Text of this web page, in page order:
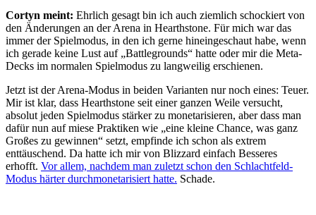
Cortyn meint: Ehrlich gesagt bin ich auch ziemlich schockiert von
den Änderungen an der Arena in Hearthstone. Für mich war das
immer der Spielmodus, in den ich gerne hineingeschaut habe, wenn
ich gerade keine Lust auf „Battlegrounds“ hatte oder mir die Meta-
Decks im normalen Spielmodus zu langweilig erschienen.
Jetzt ist der Arena-Modus in beiden Varianten nur noch eines: Teuer.
Mir ist klar, dass Hearthstone seit einer ganzen Weile versucht,
absolut jeden Spielmodus stärker zu monetarisieren, aber dass man
dafür nun auf miese Praktiken wie „eine kleine Chance, was ganz
Großes zu gewinnen“ setzt, empfinde ich schon als extrem
enttäuschend. Da hatte ich mir von Blizzard einfach Besseres
erhofft. Vor allem, nachdem man zuletzt schon den Schlachtfeld-
Modus härter durchmonetarisiert hatte. Schade.